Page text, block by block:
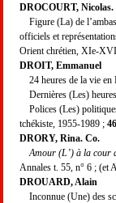
DROCOURT, Nicolas.
Figure (La) de
officiels et
Orient chrétien, XIe-
DROIT, Emmanuel
24 heures de la vie en
Dernières (Les)
Polices (Les)
tchékiste, 1955-1989 ;
DRORY, Rina. Co.
Amour (L’) à la cour
Annales t. 55, n° 6 ; (et
DROUARD, Alain
Inconnue (Une) des